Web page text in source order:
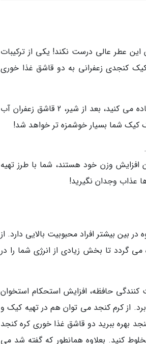
عطر عالی درست نکند! یکی از ترکیبات
کنجدی زعفرانی به دو قاشق غذا خوری
اگر در طرز تهیه خود از ماست استفاده می کنید بعد از ماست و اگر از شیر استفاده می کنید، بعد از شیر، 2 قاشق زعفران آب
کیک شما بسیار خوشمزه تر خواهد شد!
وزن خود هستند، شما با طرز تهیه
عذاب وجدان نگیرید!
بین بیشتر افراد محبوبیت بالایی دارد. از
گردد تا بخش زیادی از انرژی شما را در
کنندگی حافظه، افزایش استحکام استخوان
برد. از کرم کنجد می توان هم در تهیه کیک و
بهره ببرید دو قاشق غذا خوری کره کنجد
کنید. بعلاوه همانطور که گفته شد می